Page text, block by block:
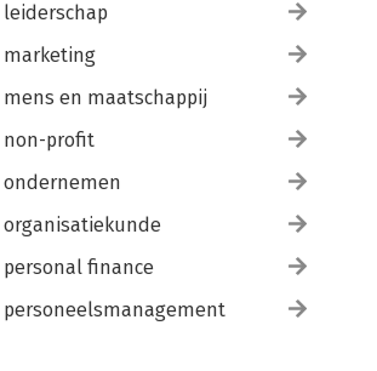
leiderschap
marketing
mens en maatschappij
non-profit
ondernemen
organisatiekunde
personal finance
personeelsmanagement